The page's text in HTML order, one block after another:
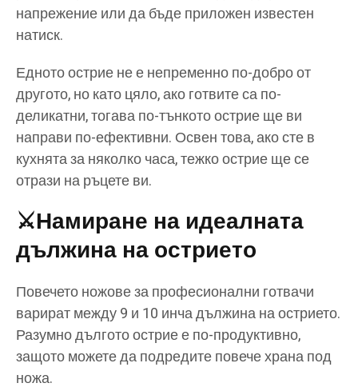
напрежение или да бъде приложен известен
натиск.
Едното острие не е непременно по-добро от
другото, но като цяло, ако готвите са по-
деликатни, тогава по-тънкото острие ще ви
направи по-ефективни. Освен това, ако сте в
кухнята за няколко часа, тежко острие ще се
отрази на ръцете ви.
⚔️Намиране на идеалната
дължина на острието
Повечето ножове за професионални готвачи
варират между 9 и 10 инча дължина на острието.
Разумно дългото острие е по-продуктивно,
защото можете да подредите повече храна под
ножа.